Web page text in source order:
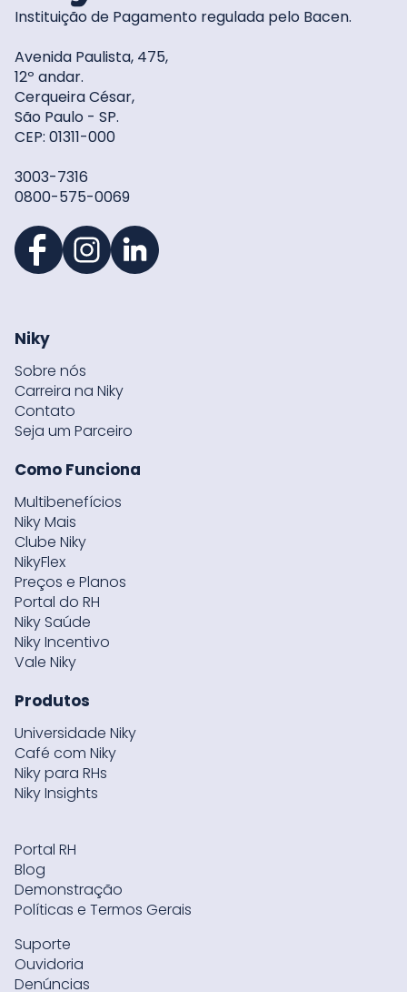
Instituição de Pagamento regulada pelo Bacen.
Avenida Paulista, 475,
12º andar.
Cerqueira César,
São Paulo - SP.
CEP: 01311-000
3003-7316
0800-575-0069
Niky
Sobre nós
Carreira na Niky
Contato
Seja um Parceiro
Como Funciona
Multibenefícios
Niky Mais
Clube Niky
NikyFlex
Preços e Planos
Portal do RH
Niky Saúde
Niky Incentivo
Vale Niky
Produtos
Universidade Niky
Café com Niky
Niky para RHs
Niky Insights
Portal RH
Blog
Demonstração
Políticas e Termos Gerais
Suporte
Ouvidoria
Denúncias